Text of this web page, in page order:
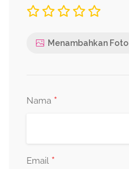
Menambahkan Foto
Nama *
Email *